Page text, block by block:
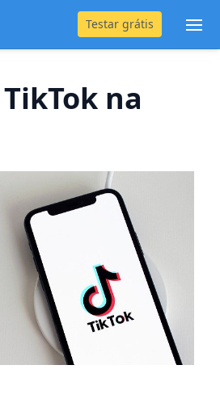
Testar grátis
Entrar
na